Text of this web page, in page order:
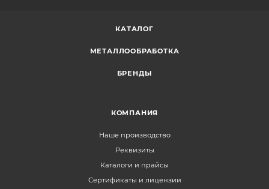
КАТАЛОГ
МЕТАЛЛООБРАБОТКА
БРЕНДЫ
КОМПАНИЯ
Наше производство
Реквизиты
Каталоги и прайсы
Сертификаты и лицензии